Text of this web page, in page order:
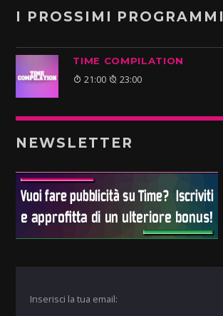
I PROSSIMI PROGRAMMI
TIME COMPILATION
21:00 23:00
NEWSLETTER
Inserisci la tua email: